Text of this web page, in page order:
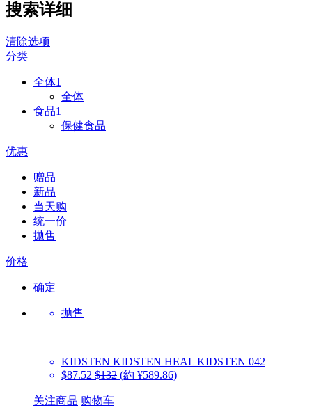
搜索详细
清除选项
分类
全体1
全体
食品1
保健食品
优惠
赠品
新品
当天购
统一价
拋售
价格
确定
抛售
KIDSTEN KIDSTEN HEAL KIDSTEN 042
$87.52 $132 (約 ¥589.86)
关注商品 购物车